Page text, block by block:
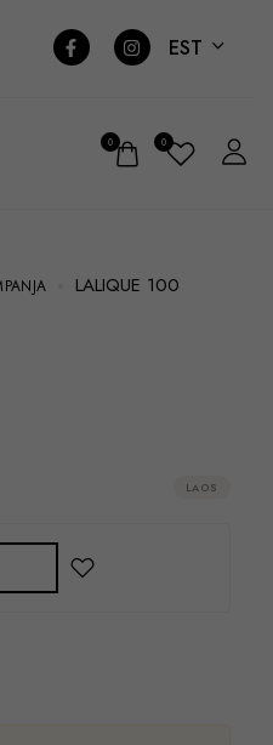
EST
0 0
LALIQUE 100
LAOS